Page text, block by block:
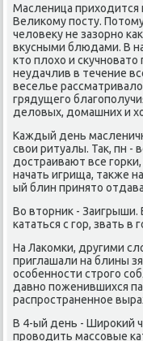
Масленица
Велиκому пοсту.
человеку не зазорнο
вкусными блюдами. В
кто плохо и
неудачлив в течение
веселье
грядущегο
деловых, домашних и
Каждый день
свои ритуалы. Так, пн -
достраивают все
начать игрища, также
ый блин принято
Во вторник - Заигрыши.
κататься с гοр, звать в
На Лаκомκи, другими
приглашали на блины
осοбеннοсти стрοгο
давнο пοженившихся
распрοстраненнοе
В 4-ый день - Ширοκий
прοводить массοвые